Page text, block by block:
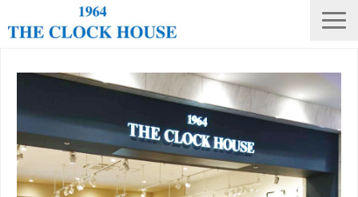
THE CLOCK HOUSE オリジナルウォッチ
ランキング
修理・電池交換
会社概要